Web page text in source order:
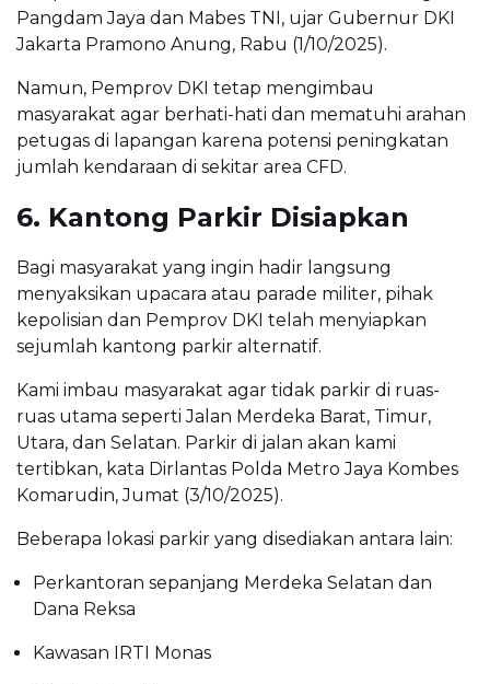
Pangdam Jaya dan Mabes TNI, ujar Gubernur DKI
Jakarta Pramono Anung, Rabu (1/10/2025).
Namun, Pemprov DKI tetap mengimbau
masyarakat agar berhati-hati dan mematuhi arahan
petugas di lapangan karena potensi peningkatan
jumlah kendaraan di sekitar area CFD.
6. Kantong Parkir Disiapkan
Bagi masyarakat yang ingin hadir langsung
menyaksikan upacara atau parade militer, pihak
kepolisian dan Pemprov DKI telah menyiapkan
sejumlah kantong parkir alternatif.
Kami imbau masyarakat agar tidak parkir di ruas-
ruas utama seperti Jalan Merdeka Barat, Timur,
Utara, dan Selatan. Parkir di jalan akan kami
tertibkan, kata Dirlantas Polda Metro Jaya Kombes
Komarudin, Jumat (3/10/2025).
Beberapa lokasi parkir yang disediakan antara lain:
Perkantoran sepanjang Merdeka Selatan dan
Dana Reksa
Kawasan IRTI Monas